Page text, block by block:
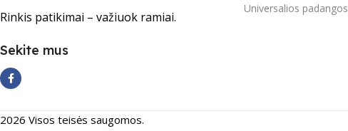
Rinkis patikimai – važiuok ramiai.
Sekite mus
Universalios padangos
2026 Visos teisės saugomos.